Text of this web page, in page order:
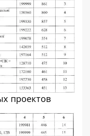
проектов